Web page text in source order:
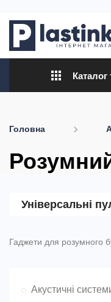
apps Каталог
Головна
Універсальні
Гаджети для розумного
Акустичні